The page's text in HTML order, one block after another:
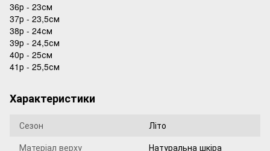
36р - 23см
37р - 23,5см
38р - 24см
39р - 24,5см
40р - 25см
41р - 25,5см
Характеристики
Сезон
Літо
Матеріал верху
Натуральна шкіра